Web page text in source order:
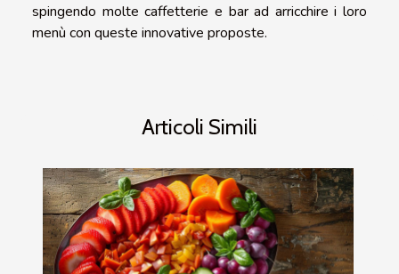
spingendo molte caffetterie e bar ad arricchire i loro
menù con queste innovative proposte.
Articoli Simili